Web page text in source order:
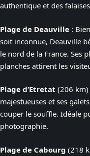
authentique et des
Plage de Deauville :
soit inconnue, Deauville
le nord de la France. Ses
planches attirent les
Plage d’Etretat (206 km)
majestueuses et ses
couper le souffle. Idéale
photographie.
Plage de Cabourg (218